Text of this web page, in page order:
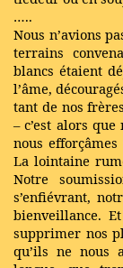
…..
Nous n’avions
terrains
blancs étaient
l’âme,
tant de nos
– c’est alors
nous
La lointaine
Notre
s’enfiévrant,
bienveillance.
supprimer nos
qu’ils ne nous